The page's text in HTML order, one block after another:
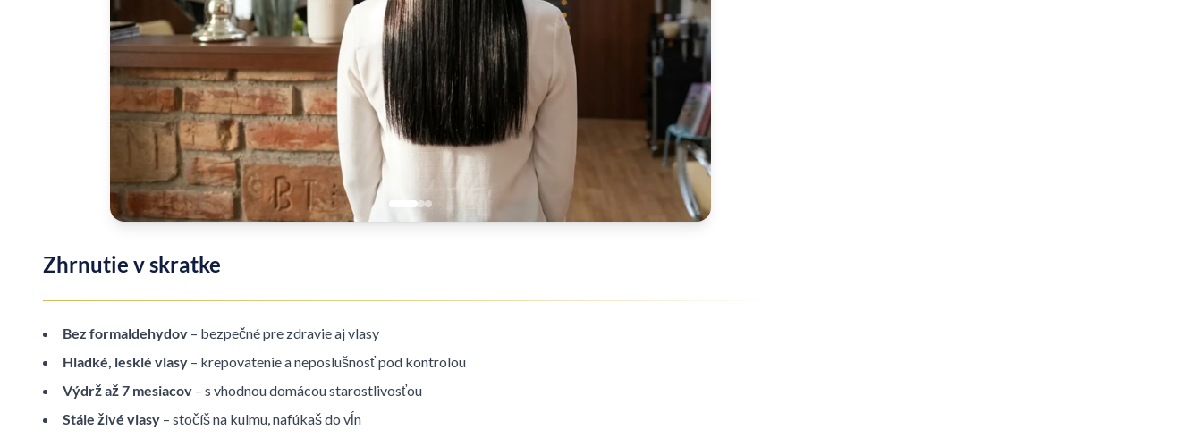
Zhrnutie v skratke
Bez formaldehydov – bezpečné pre zdravie aj vlasy
Hladké, lesklé vlasy – krepovatenie a neposlušnosť pod kontrolou
Výdrž až 7 mesiacov – s vhodnou domácou starostlivosťou
Stále živé vlasy – stočíš na kulmu, nafúkaš do vĺn